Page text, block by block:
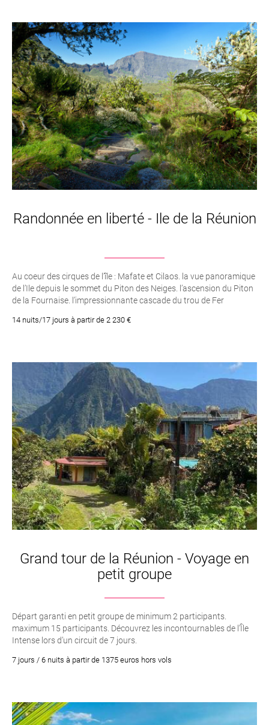
Randonnée en liberté - Ile de la Réunion
Au coeur des cirques de l’île : Mafate et Cilaos. la vue panoramique
de l’Ile depuis le sommet du Piton des Neiges. l’ascension du Piton
de la Fournaise. l’impressionnante cascade du trou de Fer
14 nuits/17 jours à partir de 2 230 €
Grand tour de la Réunion - Voyage en
petit groupe
Départ garanti en petit groupe de minimum 2 participants.
maximum 15 participants. Découvrez les incontournables de l’Île
Intense lors d’un circuit de 7 jours.
7 jours / 6 nuits à partir de 1375 euros hors vols